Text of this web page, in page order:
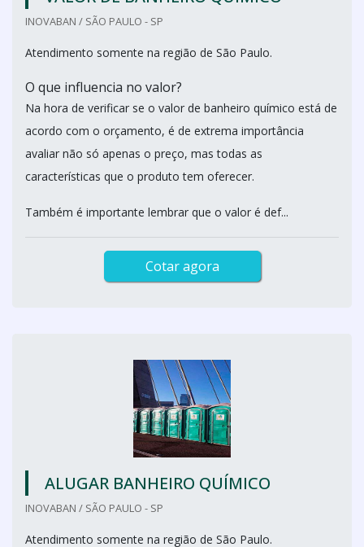
INOVABAN / SÃO PAULO - SP
Atendimento somente na região de São Paulo.
O que influencia no valor?
Na hora de verificar se o valor de banheiro químico está de
acordo com o orçamento, é de extrema importância
avaliar não só apenas o preço, mas todas as
características que o produto tem oferecer.
Também é importante lembrar que o valor é def...
Cotar agora
ALUGAR BANHEIRO QUÍMICO
INOVABAN / SÃO PAULO - SP
Atendimento somente na região de São Paulo.